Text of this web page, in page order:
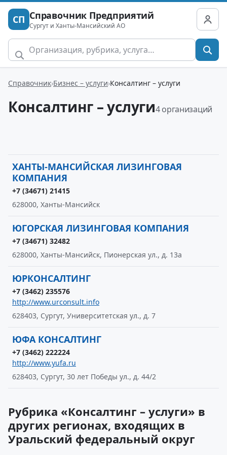
СП Справочник Предприятий
Сургут и Ханты-Мансийский АО
Справочник Бизнес – услуги Консалтинг – услуги
Консалтинг – услуги4 организаций
ХАНТЫ-МАНСИЙСКАЯ ЛИЗИНГОВАЯ
КОМПАНИЯ
+7 (34671) 21415
628000, Ханты-Мансийск
ЮГОРСКАЯ ЛИЗИНГОВАЯ КОМПАНИЯ
+7 (34671) 32482
628000, Ханты-Мансийск, Пионерская ул., д. 13а
ЮРКОНСАЛТИНГ
+7 (3462) 235576
http://www.urconsult.info
628403, Сургут, Университетская ул., д. 7
ЮФА КОНСАЛТИНГ
+7 (3462) 222224
http://www.yufa.ru
628403, Сургут, 30 лет Победы ул., д. 44/2
Рубрика «Консалтинг – услуги» в
других регионах, входящих в
Уральский федеральный округ